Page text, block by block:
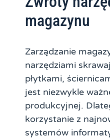
magazynu
Zarządzanie
narzędziami
płytkami,
jest niezwykle
produkcyjnej.
korzystanie z
systemów